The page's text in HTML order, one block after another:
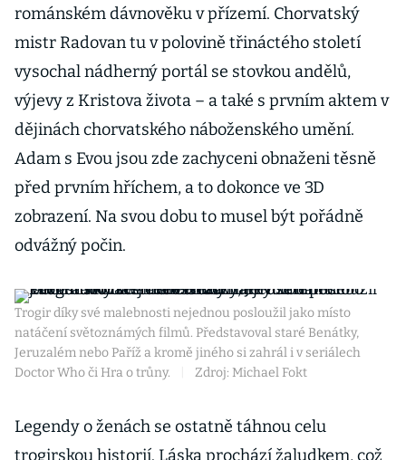
románském dávnověku v přízemí. Chorvatský
mistr Radovan tu v polovině třináctého století
vysochal nádherný portál se stovkou andělů,
výjevy z Kristova života – a také s prvním aktem v
dějinách chorvatského náboženského umění.
Adam s Evou jsou zde zachyceni obnaženi těsně
před prvním hříchem, a to dokonce ve 3D
zobrazení. Na svou dobu to musel být pořádně
odvážný počin.
Trogir díky své malebnosti nejednou posloužil jako místo
natáčení světoznámých filmů. Představoval staré Benátky,
Jeruzalém nebo Paříž a kromě jiného si zahrál i v seriálech
Doctor Who či Hra o trůny.
Zdroj: Michael Fokt
Legendy o ženách se ostatně táhnou celu
trogirskou historií. Láska prochází žaludkem, což